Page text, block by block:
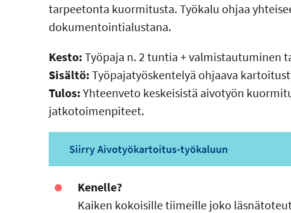
tarpeetonta kuormitusta. Työkalu ohjaa
dokumentointialustana.
Kesto: Työpaja n. 2 tuntia + valmistautuminen
Sisältö: Työpajatyöskentelyä ohjaava
Tulos: Yhteenveto keskeisistä aivotyön
jatkotoimenpiteet.
Siirry Aivotyökartoitus-työkaluun
Kenelle?
Kaiken kokoisille tiimeille joko